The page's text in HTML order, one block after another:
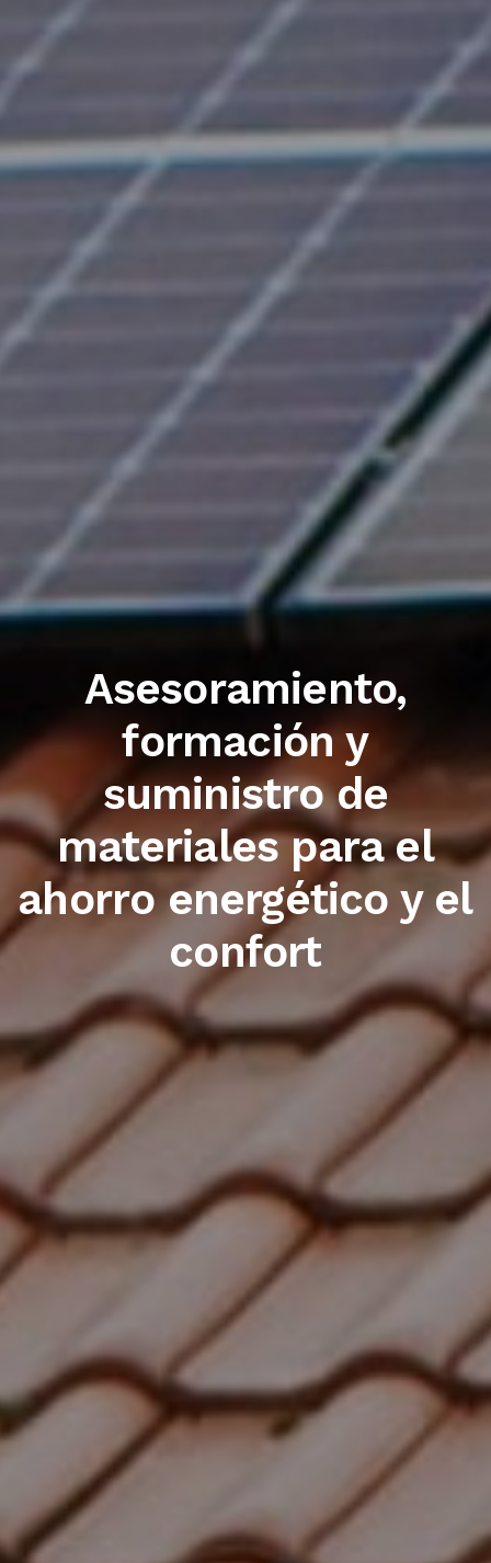
Trabajamos con las
primeras marcas del
sector